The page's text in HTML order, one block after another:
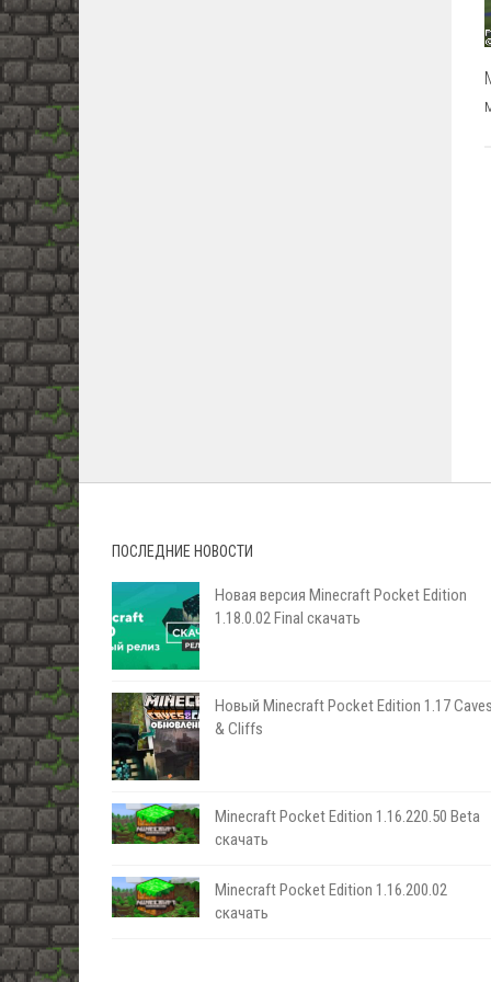
ПОСЛЕДНИЕ НОВОСТИ
Новая версия Minecraft Pocket Edition
1.18.0.02 Final скачать
Новый Minecraft Pocket Edition 1.17
& Cliffs
Minecraft Pocket Edition 1.16.220.50 Beta
скачать
Minecraft Pocket Edition 1.16.200.02
скачать